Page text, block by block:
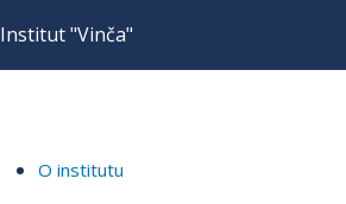
Institut "Vinča"
O institutu